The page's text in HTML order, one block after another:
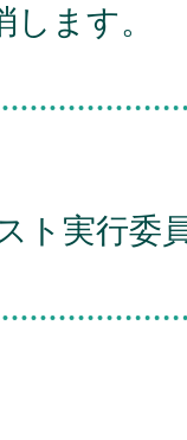
ます。
ト実行委